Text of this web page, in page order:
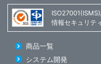
情報セキュリテ
商品一覧
システム開発